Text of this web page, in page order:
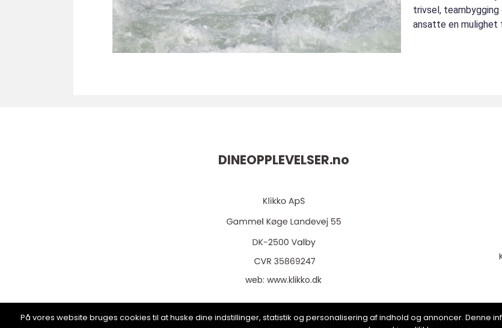
trivsel, teambygging
ansatte en mulighet
DINEOPPLEVELSER.no
web:www.klikko.dk
På vores website bruges cookies til at huske dine indstillinger, statistik og personalisering af indhold og annoncer.